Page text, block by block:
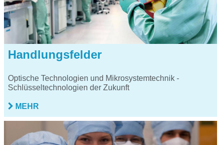
Handlungsfelder
Optische Technologien und Mikrosystemtechnik -
Schlüsseltechnologien der Zukunft
MEHR